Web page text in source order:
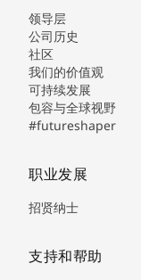
领导层
公司历史
社区
我们的价值观
可持续发展
包容与全球视野
#futureshaper
职业发展
招贤纳士
支持和帮助